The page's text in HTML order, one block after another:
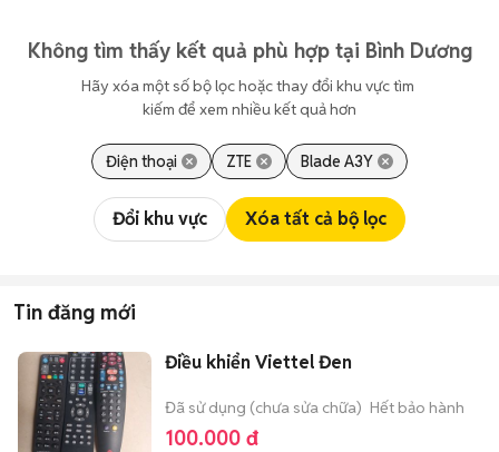
Không tìm thấy kết quả phù hợp tại Bình Dương
Hãy xóa một số bộ lọc hoặc thay đổi khu vực tìm
kiếm để xem nhiều kết quả hơn
Điện thoại ZTE Blade A3Y
Đổi khu vực Xóa tất cả bộ lọc
Tin đăng mới
Điều khiển Viettel Đen
Đã sử dụng (chưa sửa chữa) Hết bảo hành
100.000 đ